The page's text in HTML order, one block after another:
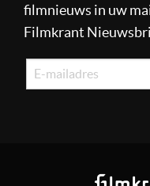
filmnieuws in uw
Filmkrant